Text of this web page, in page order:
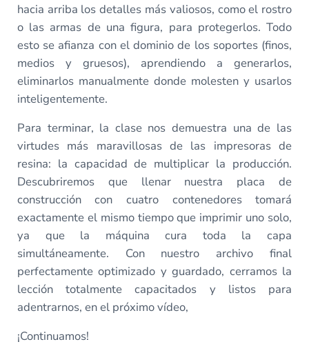
hacia arriba los detalles más valiosos, como el rostro
o las armas de una figura, para protegerlos. Todo
esto se afianza con el dominio de los soportes (finos,
medios y gruesos), aprendiendo a generarlos,
eliminarlos manualmente donde molesten y usarlos
inteligentemente.
Para terminar, la clase nos demuestra una de las
virtudes más maravillosas de las impresoras de
resina: la capacidad de multiplicar la producción.
Descubriremos que llenar nuestra placa de
construcción con cuatro contenedores tomará
exactamente el mismo tiempo que imprimir uno solo,
ya que la máquina cura toda la capa
simultáneamente. Con nuestro archivo final
perfectamente optimizado y guardado, cerramos la
lección totalmente capacitados y listos para
adentrarnos, en el próximo vídeo,
¡Continuamos!